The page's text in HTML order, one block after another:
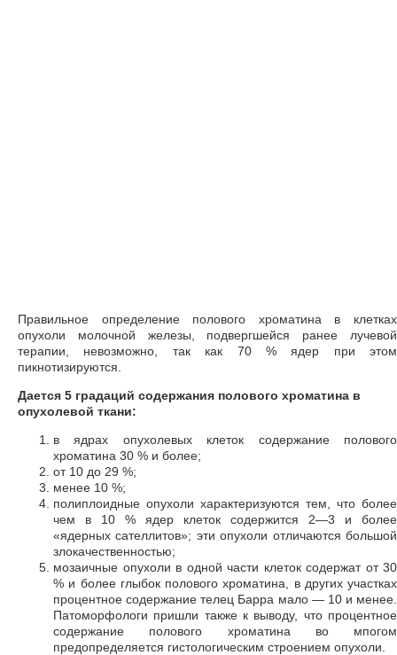
Правильное определение полового хроматина в клетках
опухоли молочной железы, подвергшейся ранее лучевой
терапии, невозможно, так как 70 % ядер при этом
пикнотизируются.
Дается 5 градаций содержания полового хроматина в
опухолевой ткани:
в ядрах опухолевых клеток содержание полового
хроматина 30 % и более;
от 10 до 29 %;
менее 10 %;
полиплоидные опухоли характеризуются тем, что более
чем в 10 % ядер клеток содержится 2—3 и более
«ядерных сателлитов»; эти опухоли отличаются большой
злокачественностью;
мозаичные опухоли в одной части клеток содержат от 30
% и более глыбок полового хроматина, в других участках
процентное содержание телец Барра мало — 10 и менее.
Патоморфологи пришли также к выводу, что процентное
содержание полового хроматина во мпогом
предопределяется гистологическим строением опухоли.